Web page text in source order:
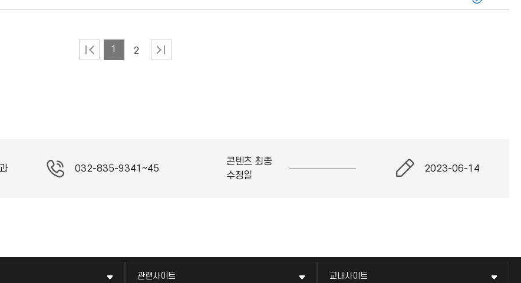
1 2
032-835-9341~45
콘텐츠 최종
수정일
2023-06-14
관련사이트 교내사이트